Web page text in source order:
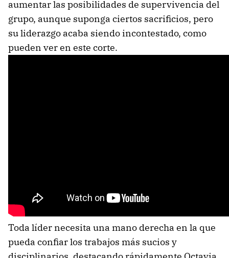
aumentar las posibilidades de supervivencia del
grupo, aunque suponga ciertos sacrificios, pero
su liderazgo acaba siendo incontestado, como
pueden ver en este corte.
Toda líder necesita una mano derecha en la que
pueda confiar los trabajos más sucios y